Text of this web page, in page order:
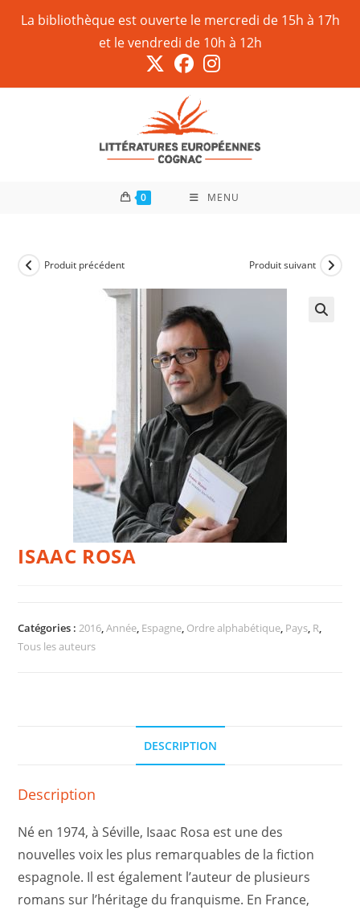
La bibliothèque est ouverte le mercredi de 15h à 17h
et le vendredi de 10h à 12h
0 MENU
Produit précédent Produit suivant
ISAAC ROSA
Catégories :2016,Année, Espagne, Ordre alphabétique, Pays, R,
Tous les auteurs
DESCRIPTION
Description
Né en 1974, à Séville, Isaac Rosa est une des
nouvelles voix les plus remarquables de la fiction
espagnole. Il est également l’auteur de plusieurs
romans sur l’héritage du franquisme. En France,